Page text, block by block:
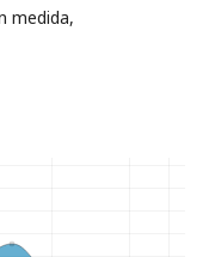
medida,